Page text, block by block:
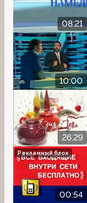
08:21
10:00
26:29
00:54
Рекламный блок